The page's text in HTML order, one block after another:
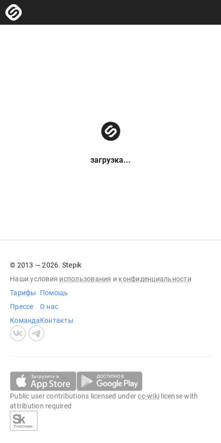
загрузка...
© 2013 — 2026. Stepik
Наши условия использования и конфиденциальности
Тарифы
Прессе
Команда
Помощь
О нас
Контакты
Public user contributions licensed undercc-wiki license with
attribution required